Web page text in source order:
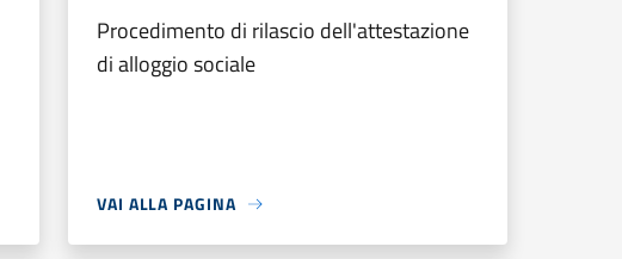
Procedimento di rilascio dell'attestazione
di alloggio sociale
VAI ALLA PAGINA